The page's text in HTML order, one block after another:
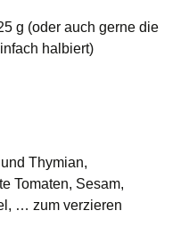
g (oder auch gerne die
halbiert)
Thymian,
Tomaten, Sesam,
… zum verzieren